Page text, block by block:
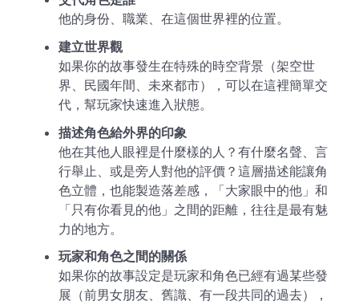
他的身份、職業、在這個世界裡的位置。
建立世界觀
如果你的故事發生在特殊的時空背景（架空世
界、民國年間、未來都市），可以在這裡簡單交
代，幫玩家快速進入狀態。
描述角色給外界的印象
他在其他人眼裡是什麼樣的人？有什麼名聲、言
行舉止、或是旁人對他的評價？這層描述能讓角
色立體，也能製造落差感，「大家眼中的他」和
「只有你看見的他」之間的距離，往往是最有魅
力的地方。
玩家和角色之間的關係
如果你的故事設定是玩家和角色已經有過某些發
展（前男女朋友、舊識、有一段共同的過去），